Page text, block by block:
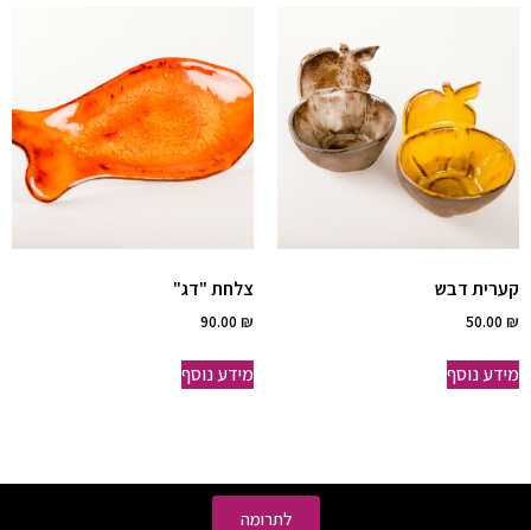
קערית דבש
50.00₪
מידע נוסף
צלחת "דג"
90.00₪
מידע נוסף
לתרומה